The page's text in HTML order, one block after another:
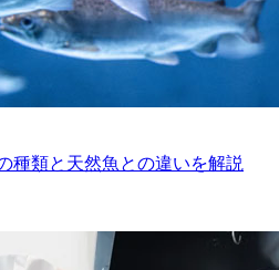
種類と天然魚との違いを解説